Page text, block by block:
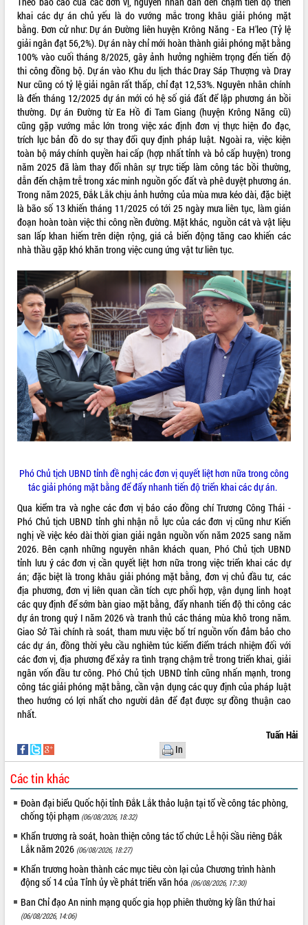
Triết thăm, tặng quà người có công với
cách mạng
Rà soát, hoàn thiện hệ thống thiết chế
văn hóa, thể thao đáp ứng yêu cầu
phát triển mới
Thường trực HĐND tỉnh Đắk Lắk gặp
mặt Đoàn chuyên gia y tế TP. Hồ Chí
Minh
Lễ truy điệu và an táng hài cốt liệt sĩ
tại Nghĩa trang Liệt sĩ xã Sơn Hòa
Bàn giải pháp tháo gỡ khó khăn trong
xuất khẩu sầu riêng và triển khai quy
định EUDR
Thứ trưởng Bộ Nông nghiệp và Môi
trường Nguyễn Hoàng Hiệp khảo sát
vùng trồng và doanh nghiệp đóng gói
sầu riêng tại Đắk Lắk
món ăn từ sầu riêng
Đắk Lắk công bố Quy hoạch và xúc
tiến đầu tư tỉnh
Ngành cá ngừ Đắk Lắk chủ động thích
ứng để giữ vững thị trường xuất khẩu
Diễn đàn Kinh tế tư nhân Việt Nam đột
phá cơ chế - Hợp tác công tư
Đề án 06 tạo bước ngoặt đột phá trong
cải cách hành chính tỉnh Đắk Lắk
Kết nối tour, đẩy mạnh chuyển đổi số
để phát triển du lịch Đắk Lắk
tầng kỹ thuật Cụm công nghiệp Tân
Tiến
niệm 101 năm Ngày Báo chí Cách
mạng Việt Nam
Đắk Lắk sơ kết 4 năm triển khai thực
hiện Đề án 06 của Chính phủ
Họp báo thông tin về Hội nghị Công bố
Quy hoạch và Xúc tiến đầu tư tỉnh Đắk
Lắk
Khơi thông điểm nghẽn, đẩy nhanh
giải ngân vốn khắc phục thiên tai
HĐND tỉnh thông qua điều chỉnh Quy
hoạch tỉnh thời kỳ 2021-2030
Hội thảo góp ý hồ sơ điều chỉnh quy
hoạch tỉnh Đắk Lắk thời kỳ 2021-2030,
tầm nhìn đến năm 2050
Hội nghị triển khai kết nối mạng
quan Đảng, Nhà nước
Lễ phát động chuỗi hoạt động chung
tay làm sạch môi trường
Xã Ea Kar bước chuyển mình trong
công tác cải cách hành chính mô hình
UBND tỉnh họp báo định kỳ tháng 4
năm 2026
Hội thảo khoa học “Giải pháp thúc đẩy
phát triển nền kinh tế xanh tại tỉnh
LIÊN KẾT WEB
THỐNG KÊ TRUY CẬP
Hôm nay: 10246
Tất cả:
66022986
khai các dự án chủ yếu là do vướng mắc trong khâu giải phóng mặt
bằng. Đơn cử như: Dự án Đường liên huyện Krông Năng - Ea H'leo (Tỷ lệ
giải ngân đạt 56,2%). Dự án này chỉ mới hoàn thành giải phóng mặt bằng
100% vào cuối tháng 8/2025, gây ảnh hưởng nghiêm trọng đến tiến độ
thi công đồng bộ. Dự án vào Khu du lịch thác Dray Sáp Thượng và Dray
Nur cũng có tỷ lệ giải ngân rất thấp, chỉ đạt 12,53%. Nguyên nhân chính
là đến tháng 12/2025 dự án mới có hệ số giá đất để lập phương án bồi
thường. Dự án Đường từ Ea Hồ đi Tam Giang (huyện Krông Năng cũ)
cũng gặp vướng mắc lớn trong việc xác định đơn vị thực hiện đo đạc,
trích lục bản đồ do sự thay đổi quy định pháp luật. Ngoài ra, việc kiện
toàn bộ máy chính quyền hai cấp (hợp nhất tỉnh và bỏ cấp huyện) trong
năm 2025 đã làm thay đổi nhân sự trực tiếp làm công tác bồi thường,
dẫn đến chậm trễ trong xác minh nguồn gốc đất và phê duyệt phương án.
Trong năm 2025, Đắk Lắk chịu ảnh hưởng của mùa mưa kéo dài, đặc biệt
là bão số 13 khiến tháng 11/2025 có tới 25 ngày mưa liên tục, làm gián
đoạn hoàn toàn việc thi công nền đường. Mặt khác, nguồn cát và vật liệu
san lấp khan hiếm trên diện rộng, giá cả biến động tăng cao khiến các
nhà thầu gặp khó khăn trong việc cung ứng vật tư liên tục.
Phó Chủ tịch UBND tỉnh đề nghị các đơn vị quyết liệt hơn nữa trong công
tác giải phóng mặt bằng để đẩy nhanh tiến độ triển khai các dự án.
Qua kiểm tra và nghe các đơn vị báo cáo đồng chí Trương Công Thái -
Phó Chủ tịch UBND tỉnh ghi nhận nỗ lực của các đơn vị cũng như Kiến
nghị về việc kéo dài thời gian giải ngân nguồn vốn năm 2025 sang năm
2026. Bên cạnh những nguyên nhân khách quan, Phó Chủ tịch UBND
tỉnh lưu ý các đơn vị cần quyết liệt hơn nữa trong việc triển khai các dự
án; đặc biệt là trong khâu giải phóng mặt bằng, đơn vị chủ đầu tư, các
địa phương, đơn vị liên quan cần tích cực phối hợp, vận dụng linh hoạt
các quy định để sớm bàn giao mặt bằng, đẩy nhanh tiến độ thi công các
dự án trong quý I năm 2026 và tranh thủ các tháng mùa khô trong năm.
Giao Sở Tài chính rà soát, tham mưu việc bố trí nguồn vốn đảm bảo cho
các dự án, đồng thời yêu cầu nghiêm túc kiểm điểm trách nhiệm đối với
các đơn vị, địa phương để xảy ra tình trạng chậm trễ trong triển khai, giải
ngân vốn đầu tư công. Phó Chủ tịch UBND tỉnh cũng nhấn mạnh, trong
công tác giải phóng mặt bằng, cần vận dụng các quy định của pháp luật
theo hướng có lợi nhất cho người dân để đạt được sự đồng thuận cao
nhất.
Tuấn Hải
In
Các tin khác
Đoàn đại biểu Quốc hội tỉnh Đắk Lắk thảo luận tại tổ về công tác phòng,
chống tội phạm (06/08/2026, 18:32)
Khẩn trương rà soát, hoàn thiện công tác tổ chức Lễ hội Sầu riêng Đắk
Lắk năm 2026 (06/08/2026, 18:27)
Khẩn trương hoàn thành các mục tiêu còn lại của Chương trình hành
động số 14 của Tỉnh ủy về phát triển văn hóa (06/08/2026, 17:30)
Ban Chỉ đạo An ninh mạng quốc gia họp phiên thường kỳ lần thứ hai
(06/08/2026, 14:06)